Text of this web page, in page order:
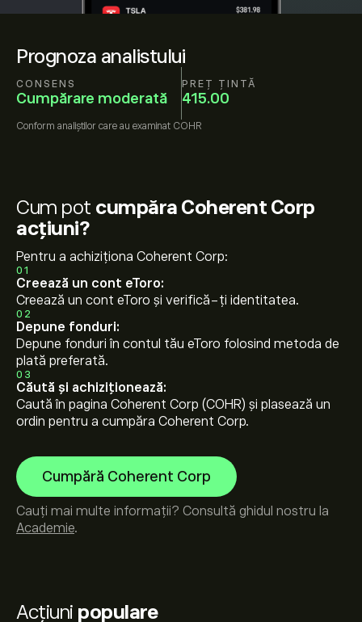
Prognoza analistului
CONSENS
Cumpărare moderată
PREȚ ȚINTĂ
415.00
Conform analiștilor care au examinat COHR
Acțiuni populare
Cum pot cumpăra Coherent Corp
acțiuni?
Pentru a achiziționa Coherent Corp:
01
Creează un cont eToro:
Creează un cont eToro și verifică-ți identitatea.
02
Depune fonduri:
Depune fonduri în contul tău eToro folosind metoda de
plată preferată.
03
Căută și achiziționează:
Caută în pagina Coherent Corp (COHR) și plasează un
ordin pentru a cumpăra Coherent Corp.
Cumpără Coherent Corp
Cauți mai multe informații? Consultă ghidul nostru la
Academie.